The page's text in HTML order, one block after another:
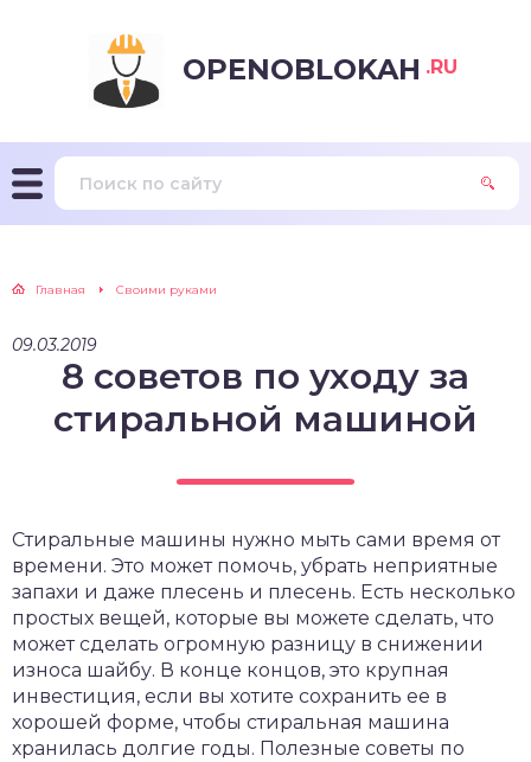
OPENOBLOKAH .RU
Главная Своими руками
09.03.2019
8 советов по уходу за
стиральной машиной
Стиральные машины нужно мыть сами время от
времени. Это может помочь, убрать неприятные
запахи и даже плесень и плесень. Есть несколько
простых вещей, которые вы можете сделать, что
может сделать огромную разницу в снижении
износа шайбу. В конце концов, это крупная
инвестиция, если вы хотите сохранить ее в
хорошей форме, чтобы стиральная машина
хранилась долгие годы. Полезные советы по